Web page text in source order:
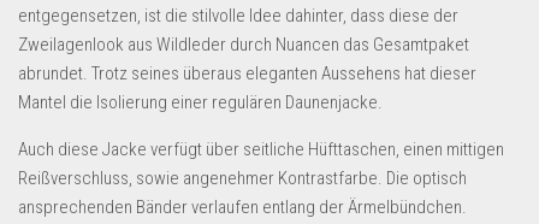
Restposten für Privatpersonen
eBay Restposten kaufen
Sonderposten-Angebote
Saison & Eventprodkte
Dropshipping-Produkte
entgegensetzen, ist die stilvolle Idee dahinter, dass diese der
Zweilagenlook aus Wildleder durch Nuancen das Gesamtpaket
abrundet. Trotz seines überaus eleganten Aussehens hat dieser
Mantel die Isolierung einer regulären Daunenjacke.
Auch diese Jacke verfügt über seitliche Hüfttaschen, einen mittigen
Reißverschluss, sowie angenehmer Kontrastfarbe. Die optisch
ansprechenden Bänder verlaufen entlang der Ärmelbündchen.